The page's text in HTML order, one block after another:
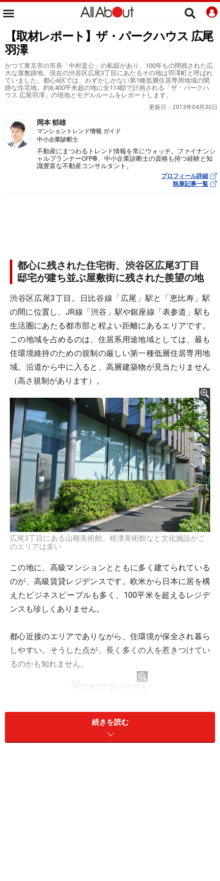
【取材レポート】ザ・パークハウス 広尾
羽澤
かつて東京市の市長「中村是公」の私邸があり、100年もの間残された広
大な屋敷跡地。現在の渋谷区広尾3丁目にあたるその地は羽澤町と呼ばれ
ていました。都心6区では、わずかしかない第1種低層住居専用地域の閑
静な住宅地。約8,400平米超の地に全114邸で計画される「ザ・パークハ
ウス 広尾羽澤」の現地とモデルルームをレポートします。
更新日： 2013年04月30日
岡本 郁雄
マンショントレンド情報 ガイド
中小企業診断士
不動産にまつわるトレンド情報を常にウォッチ。ファイナンシ
ャルプランナーCFP®、中小企業診断士の資格も持つ経験と知
識豊富な不動産コンサルタント。
プロフィール詳細
執筆記事一覧
都心に残された住宅街、渋谷区広尾3丁目
邸宅が建ち並ぶ屋敷街に残された羨望の地
渋谷区広尾3丁目。日比谷線「広尾」駅と「恵比寿」駅
の間に位置し、JR線「渋谷」駅や銀座線「表参道」駅も
生活圏にあたる都市部と程よい距離にあるエリアです。
この地域を占めるのは、住居系用途地域としては、最も
住環境維持のための規制の厳しい第一種低層住居専用地
域。沿道から中に入ると、高層建築物が見当たりません
（高さ規制があります）。
広尾3丁目にある山種美術館。根津美術館など文化施設がこ
のエリアは多い
この地に、高級マンションとともに多く建てられている
のが、高級賃貸レジデンスです。欧米から日本に居を構
えたビジネスピープルも多く、100平米を超えるレジデ
ンスも珍しくありません。
都心近接のエリアでありながら、住環境が保全され暮ら
しやすい。そうした点が、長く多くの人を惹きつけてい
るのかも知れません。
低層住宅街でありながら、起伏があることで変化に富
み、歩きながらいろんな街並みを楽しめることも、実際
続きを読む